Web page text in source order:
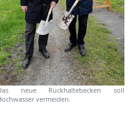
neue Rückhaltebecken soll
vermeiden.